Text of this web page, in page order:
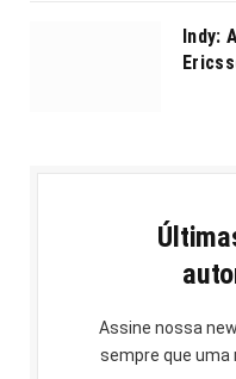
Indy:
Assine nossa
sempre que uma